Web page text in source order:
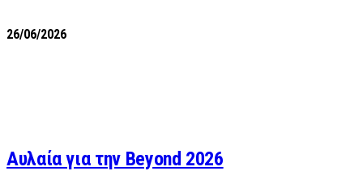
26/06/2026
Αυλαία για την Beyond 2026